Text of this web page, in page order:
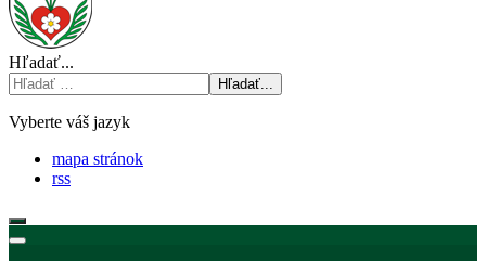
Hľadať...
Hľadať...
Vyberte váš jazyk
mapa stránok
rss